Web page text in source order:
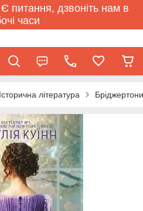
питання, дзвоніть нам в
часи
Історична література